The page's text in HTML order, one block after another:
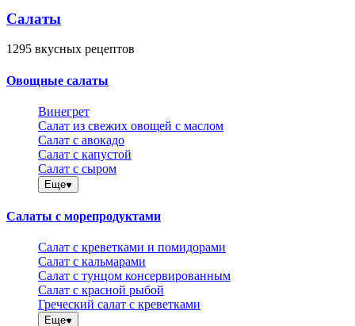
Салаты
1295 вкусных рецептов
Овощные салаты
Винегрет
Салат из свежих овощей с маслом
Салат с авокадо
Салат с капустой
Салат с сыром
Еще
Салаты с морепродуктами
Салат с креветками и помидорами
Салат с кальмарами
Салат с тунцом консервированным
Салат с красной рыбой
Греческий салат с креветками
Еще